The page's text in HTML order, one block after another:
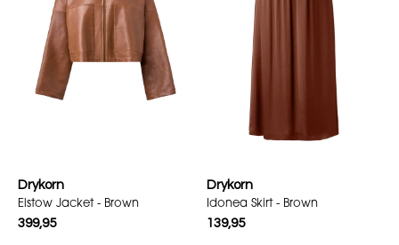
Drykorn
Elstow Jacket - Brown
399,95
Drykorn
Idonea Skirt - Brown
139,95